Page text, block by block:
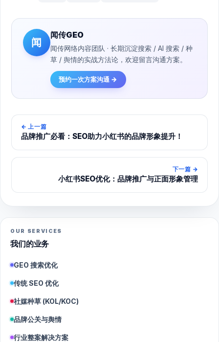
闻
闻传GEO
闻传网络内容团队 · 长期沉淀搜索 / AI 搜索 / 种
草 / 舆情的实战方法论，欢迎留言沟通方案。
预约一次方案沟通 →
← 上一篇
品牌推广必看：SEO助力小红书的品牌形象提升！
下一篇 →
小红书SEO优化：品牌推广与正面形象管理
OUR SERVICES
我们的业务
GEO 搜索优化
传统 SEO 优化
社媒种草 (KOL/KOC)
品牌公关与舆情
行业整案解决方案